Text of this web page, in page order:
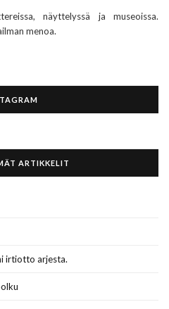
näyttelyssä ja museoissa.
menoa.
ARTIKKELIT
irtiotto arjesta.